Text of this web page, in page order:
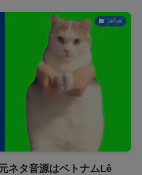
TikTok
ネタ音源はベトナムLê